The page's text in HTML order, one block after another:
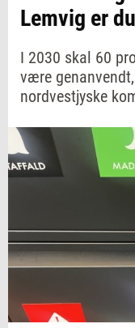
Lemvig er
I 2030 skal 60
være
nordvestjyske